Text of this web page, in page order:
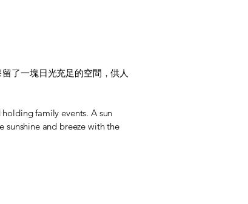
了一塊日光充足的空間，供人
family events. A sun
sunshine and breeze with the